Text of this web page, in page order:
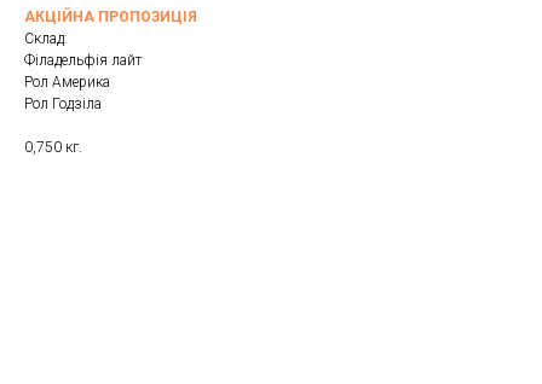
АКЦІЙНА ПРОПОЗИЦІЯ
Склад:
Філадельфія лайт
Рол Америка
Рол Годзіла
0,750 кг.